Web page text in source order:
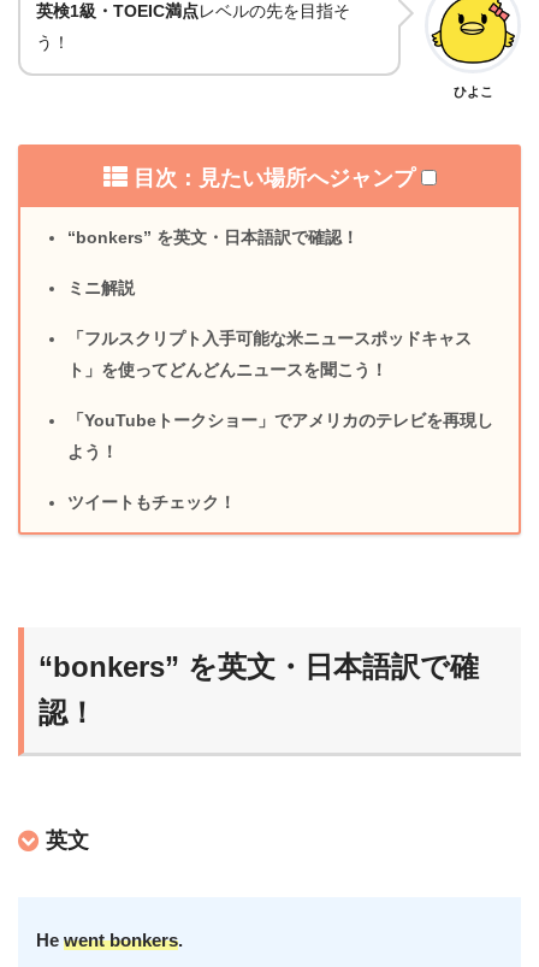
英検1級・TOEIC満点レベルの先を目指そ
う！
ひよこ
目次：見たい場所へジャンプ
“bonkers” を英文・日本語訳で確認！
ミニ解説
「フルスクリプト入手可能な米ニュースポッドキャス
ト」を使ってどんどんニュースを聞こう！
「YouTubeトークショー」でアメリカのテレビを再現し
よう！
ツイートもチェック！
“bonkers” を英文・日本語訳で確
認！
英文
Hewent bonkers.